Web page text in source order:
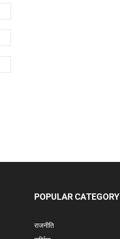
POPULAR CATEGORY
राजनीति